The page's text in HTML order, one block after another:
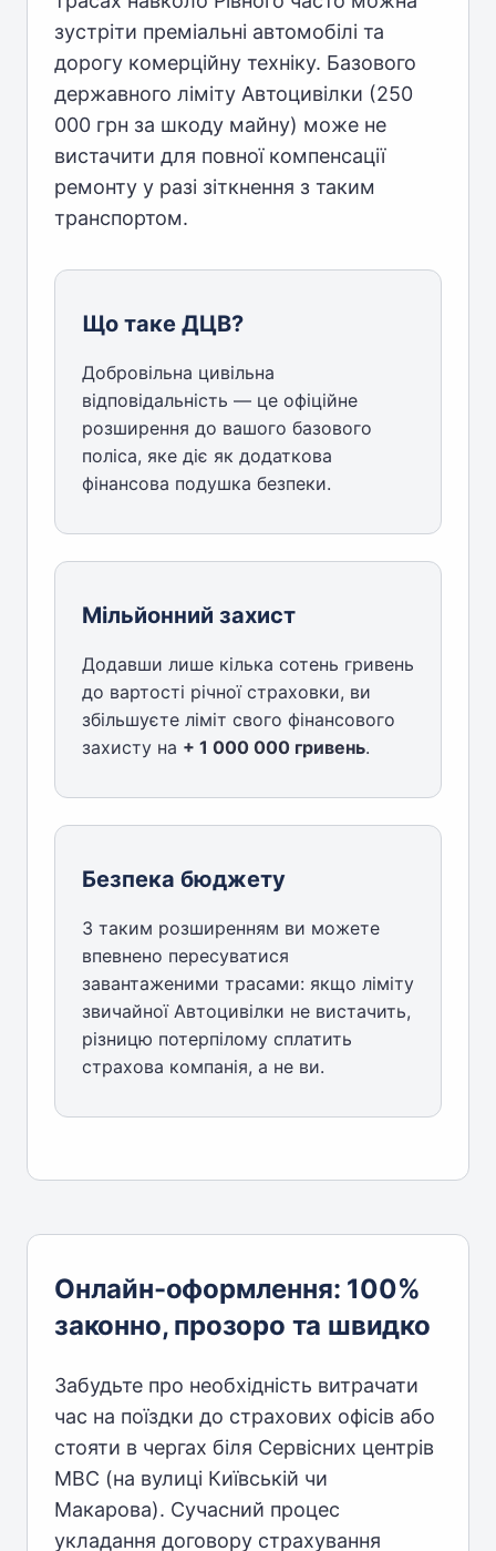
зустріти преміальні автомобілі та
дорогу комерційну техніку. Базового
державного ліміту Автоцивілки (250
000 грн за шкоду майну) може не
вистачити для повної компенсації
ремонту у разі зіткнення з таким
транспортом.
Що таке ДЦВ?
Добровільна цивільна
відповідальність — це офіційне
розширення до вашого базового
поліса, яке діє як додаткова
фінансова подушка безпеки.
Мільйонний захист
Додавши лише кілька сотень гривень
до вартості річної страховки, ви
збільшуєте ліміт свого фінансового
захисту на + 1 000 000 гривень.
Безпека бюджету
З таким розширенням ви можете
впевнено пересуватися
завантаженими трасами: якщо ліміту
звичайної Автоцивілки не вистачить,
різницю потерпілому сплатить
страхова компанія, а не ви.
Онлайн-оформлення: 100%
законно, прозоро та швидко
Забудьте про необхідність витрачати
час на поїздки до страхових офісів або
стояти в чергах біля Сервісних центрів
МВС (на вулиці Київській чи
Макарова). Сучасний процес
укладання договору страхування